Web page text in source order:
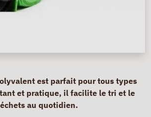
est parfait pour tous types
et pratique, il facilite le tri et le
au quotidien.